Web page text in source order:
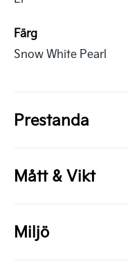
Färg
Snow White Pearl
Prestanda
Mått & Vikt
Miljö